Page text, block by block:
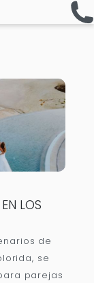
LOS
de
se
parejas